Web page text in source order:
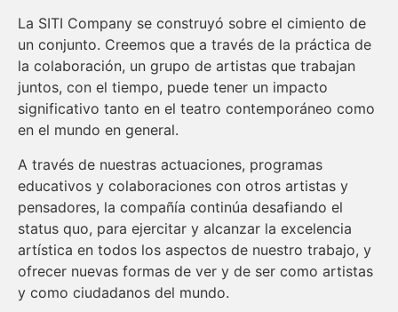
La SITI Company se construyó sobre el cimiento de
un conjunto. Creemos que a través de la práctica de
la colaboración, un grupo de artistas que trabajan
juntos, con el tiempo, puede tener un impacto
significativo tanto en el teatro contemporáneo como
en el mundo en general.
A través de nuestras actuaciones, programas
educativos y colaboraciones con otros artistas y
pensadores, la compañía continúa desafiando el
status quo, para ejercitar y alcanzar la excelencia
artística en todos los aspectos de nuestro trabajo, y
ofrecer nuevas formas de ver y de ser como artistas
y como ciudadanos del mundo.